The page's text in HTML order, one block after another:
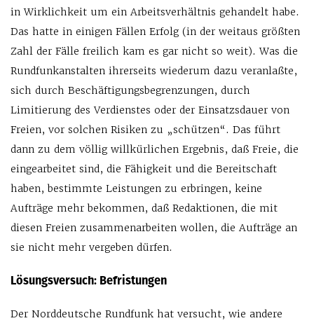
in Wirklichkeit um ein Arbeitsverhältnis gehandelt habe.
Das hatte in einigen Fällen Erfolg (in der weitaus größten
Zahl der Fälle freilich kam es gar nicht so weit). Was die
Rundfunkanstalten ihrerseits wiederum dazu veranlaßte,
sich durch Beschäftigungsbegrenzungen, durch
Limitierung des Verdienstes oder der Einsatzsdauer von
Freien, vor solchen Risiken zu „schützen“. Das führt
dann zu dem völlig willkürlichen Ergebnis, daß Freie, die
eingearbeitet sind, die Fähigkeit und die Bereitschaft
haben, bestimmte Leistungen zu erbringen, keine
Aufträge mehr bekommen, daß Redaktionen, die mit
diesen Freien zusammenarbeiten wollen, die Aufträge an
sie nicht mehr vergeben dürfen.
Lösungsversuch: Befristungen
Der Norddeutsche Rundfunk hat versucht, wie andere